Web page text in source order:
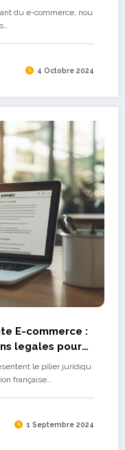
du e-commerce, nou
4 Octobre 2024
E-commerce :
legales pour
le pilier juridiqu
française…
1 Septembre 2024